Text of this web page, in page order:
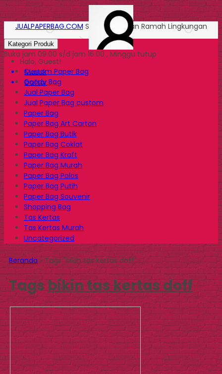
Halo, Guest!
Masuk
Daftar
JUALPAPERBAG.COM Solusi Kemasan Ramah Lingkungan
Kategori Produk
Buka jam 09.00 s/d jam 16.00 , Minggu tutup
Custom Paper Bag
Goody Bag
Jual Paper Bag
Jual Paper Bag custom
Paper Bag
Paper Bag Art Carton
Paper Bag Butik
Paper Bag Coklat
Paper Bag Kraft
Paper Bag Murah
Paper Bag Polos
Paper Bag Putih
Paper Bag Souvenir
Shopping Bag
Tas Kertas
Tas Kertas Murah
Uncategorized
Beranda»Tags "bikin tas kertas doff"
Tagsbikin tas kertas doff